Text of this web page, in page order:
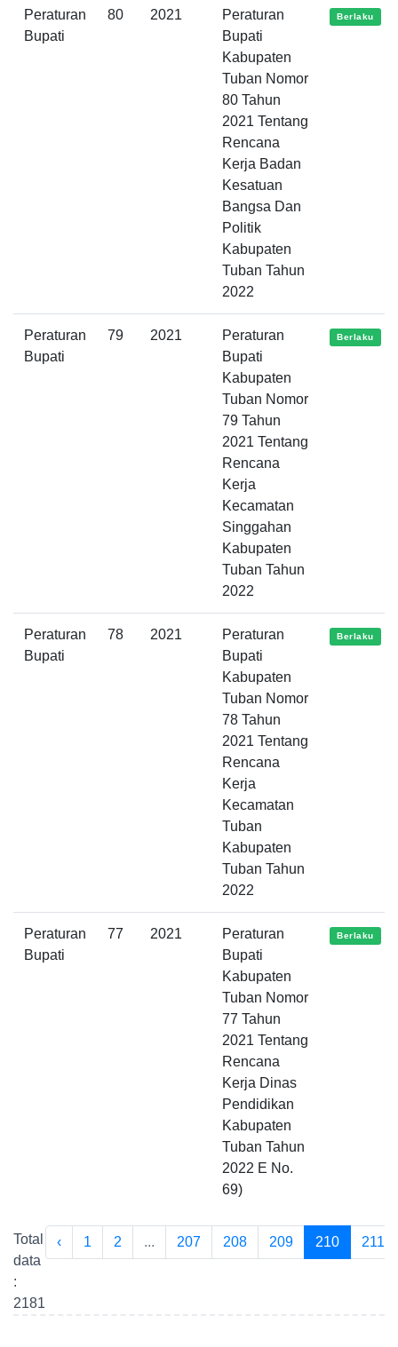
Peraturan
Bupati
80 2021
Peraturan
Bupati
Kabupaten
Tuban Nomor
80 Tahun
2021 Tentang
Rencana
Kerja Badan
Kesatuan
Bangsa Dan
Politik
Kabupaten
Tuban Tahun
2022
Berlaku
Peraturan
Bupati
79 2021
Peraturan
Bupati
Kabupaten
Tuban Nomor
79 Tahun
2021 Tentang
Rencana
Kerja
Kecamatan
Singgahan
Kabupaten
Tuban Tahun
2022
Berlaku
Peraturan
Bupati
78 2021
Peraturan
Bupati
Kabupaten
Tuban Nomor
78 Tahun
2021 Tentang
Rencana
Kerja
Kecamatan
Tuban
Kabupaten
Tuban Tahun
2022
Berlaku
Peraturan
Bupati
77 2021
Peraturan
Bupati
Kabupaten
Tuban Nomor
77 Tahun
2021 Tentang
Rencana
Kerja Dinas
Pendidikan
Kabupaten
Tuban Tahun
2022 E No.
69)
Berlaku
Total
data
:
2181
‹ 1 2 ... 207 208 209 210 211